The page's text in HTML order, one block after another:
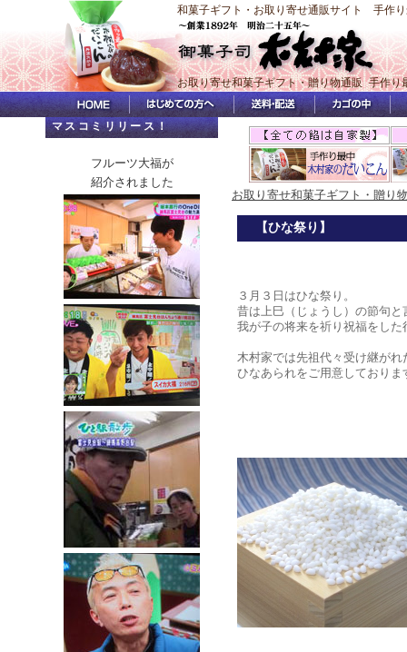
和菓子ギフト・お取り寄せ通販サイト 手作
お取り寄せ和菓子ギフト・贈り物通販 手作り
マスコミリリース！
フルーツ大福が
紹介されました
お取り寄せ和菓子ギフト・贈り
【ひな祭り】
３月３日はひな祭り。
昔は上巳（じょうし）の節句
我が子の将来を祈り祝福をした
木村家では先祖代々受け継が
ひなあられをご用意しておりま